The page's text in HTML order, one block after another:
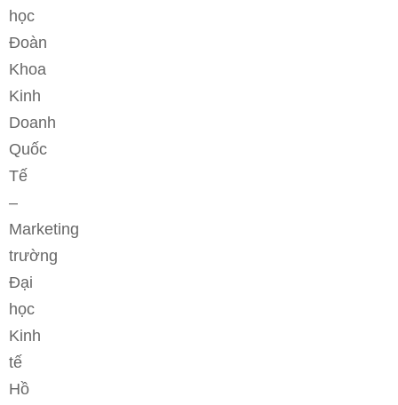
học
Đoàn
Khoa
Kinh
Doanh
Quốc
Tế
–
Marketing
trường
Đại
học
Kinh
tế
Hồ